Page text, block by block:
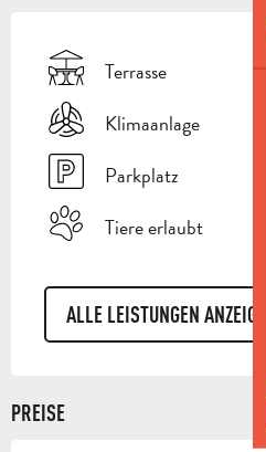
Terrasse
Klimaanlage
Parkplatz
Tiere erlaubt
ALLE LEISTUNGEN ANZEIGEN
PREISE